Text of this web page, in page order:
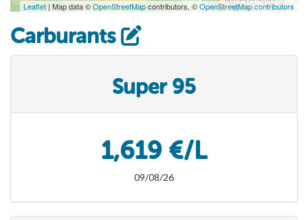
Leaflet | Map data ©OpenStreetMapcontributors, ©OpenStreetMap contributors
Carburants
Super 95
1,619 €/L
09/08/26